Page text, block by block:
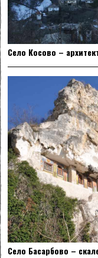
Село Косово –
Село Басарбово –